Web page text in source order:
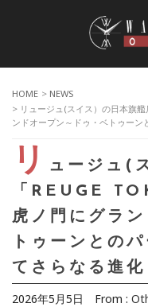
HOME > NEWS
> リュージュ(スイス）の日本旗
ンドオープン～ドゥ・ベトゥー
リ
ュージュ(
「REUGE
虎ノ門にグラ
トゥーンとの
てさらなる進化
2026年5月5日 From :